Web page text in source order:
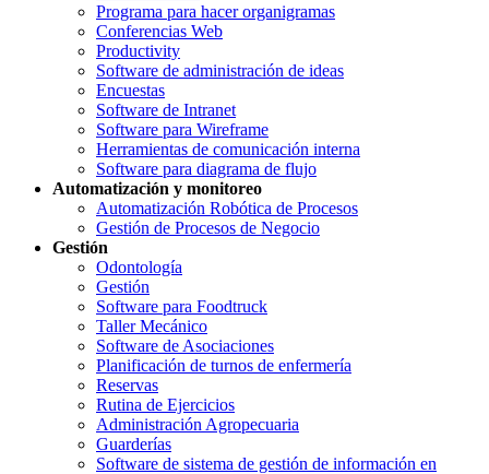
Programa para hacer organigramas
Conferencias Web
Productivity
Software de administración de ideas
Encuestas
Software de Intranet
Software para Wireframe
Herramientas de comunicación interna
Software para diagrama de flujo
Automatización y monitoreo
Automatización Robótica de Procesos
Gestión de Procesos de Negocio
Gestión
Odontología
Gestión
Software para Foodtruck
Taller Mecánico
Software de Asociaciones
Planificación de turnos de enfermería
Reservas
Rutina de Ejercicios
Administración Agropecuaria
Guarderías
Software de sistema de gestión de información en